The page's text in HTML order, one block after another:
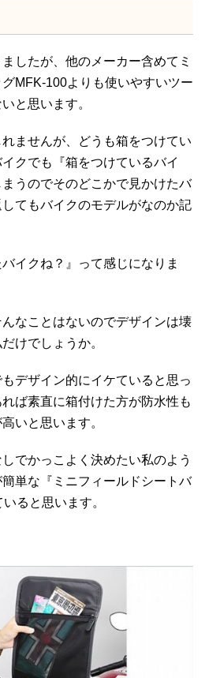
したが、他のメーカー含めてミ
MFK-100よりも使いやすいツー
と思います。
ませんが、どうも箱をつけてい
クでも『箱をつけているバイ
うのでそのどこかで見かけたバ
てもバイクのモデルがなのか記
イクね？』って感じになりま
なことはないのでデザインは壊
けでしょうか。
デザイン的にイケていると思っ
ば素直に箱付けた方が防水性も
いと思います。
でかっこよく決めたい私のよう
単な『ミニフィールドシートバ
ると思います。